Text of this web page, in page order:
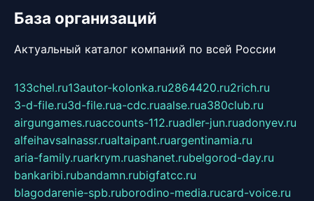
База организаций
Актуальный каталог компаний по всей России
133chel.ru13autor-kolonka.ru2864420.ru2rich.ru
3-d-file.ru3d-file.rua-cdc.ruaalse.rua380club.ru
airgungames.ruaccounts-112.ruadler-jun.ruadonyev.ru
alfeihavsalnassr.rualtaipant.ruargentinamia.ru
aria-family.ruarkrym.ruashanet.rubelgorod-day.ru
bankaribi.rubandamn.rubigfatcc.ru
blagodarenie-spb.ruborodino-media.rucard-voice.ru